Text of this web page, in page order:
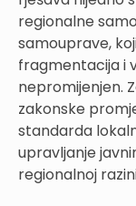
regionalne
samouprave,
fragmentacija i
nepromijenjen.
zakonske
standarda
upravljanje
regionalnoj